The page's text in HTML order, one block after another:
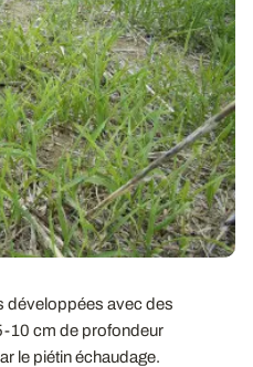
développées avec des
10 cm de profondeur
le piétin échaudage.